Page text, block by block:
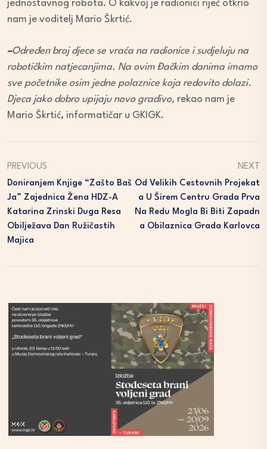
jednostavnog robota. O kakvoj je radionici riječ otkrio
nam je voditelj Mario Škrtić.
–Određen broj djece se vraća na radionice i sudjeluju na
robotičkim natjecanjima. Na ovim Đačkim danima imamo
sve početnike osim jedne polaznice koja redovito dolazi.
Djeca jako dobro upijaju novo gradivo, rekao nam je
Mario Škrtić, informatičar u GKIGK.
PREVIOUS
Doniranjem Knjige “Zašto Baš
Ja” Zajednica Žena HDZ-A
Katarina Zrinski Duga Resa
Obilježava Dan Ružičastih
Majica
NEXT
Od Velikih Cestovnih Projekat
A U Širem Centru Grada Prva
Na Redu Mogla Bi Biti Zapadn
A Obilaznica Grada Karlovca